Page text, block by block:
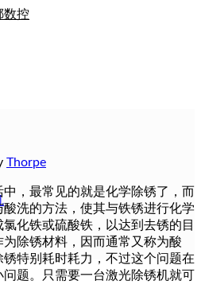
Thorpe
，最常见的就是化学除锈了，而
洗的方法，使其与铁锈进行化学
化铁或硫酸铁，以达到去锈的目
除锈材料，因而通常又称为酸
特别耗时耗力，不过这个问题在
题。只需要一台激光除锈机就可